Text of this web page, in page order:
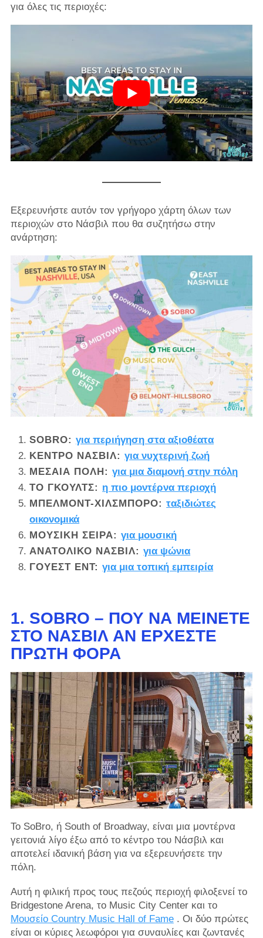
για όλες τις περιοχές:
Εξερευνήστε αυτόν τον γρήγορο χάρτη όλων των
περιοχών στο Νάσβιλ που θα συζητήσω στην
ανάρτηση:
SOBRO:για περιήγηση στα αξιοθέατα
ΚΕΝΤΡΟ ΝΑΣΒΙΛ:για νυχτερινή ζωή
ΜΕΣΑΙΑ ΠΟΛΗ:για μια διαμονή στην πόλη
ΤΟ ΓΚΟΥΛΤΣ: η πιο μοντέρνα περιοχή
ΜΠΕΛΜΟΝΤ-ΧΙΛΣΜΠΟΡΟ:ταξιδιώτες
οικονομικά
ΜΟΥΣΙΚΗ ΣΕΙΡΑ:για μουσική
ΑΝΑΤΟΛΙΚΟ ΝΑΣΒΙΛ:για ψώνια
ΓΟΥΕΣΤ ΕΝΤ:για μια τοπική εμπειρία
1. SOBRO – ΠΟΎ ΝΑ ΜΕΊΝΕΤΕ
ΣΤΟ ΝΆΣΒΙΛ ΑΝ ΈΡΧΕΣΤΕ
ΠΡΏΤΗ ΦΟΡΆ
Το SoBro, ή South of Broadway, είναι μια μοντέρνα
γειτονιά λίγο έξω από το κέντρο του Νάσβιλ και
αποτελεί ιδανική βάση για να εξερευνήσετε την
πόλη.
Αυτή η φιλική προς τους πεζούς περιοχή φιλοξενεί το
Bridgestone Arena, το Music City Center και το
Μουσείο Country Music Hall of Fame. Οι δύο πρώτες
είναι οι κύριες λεωφόροι για συναυλίες και ζωντανές